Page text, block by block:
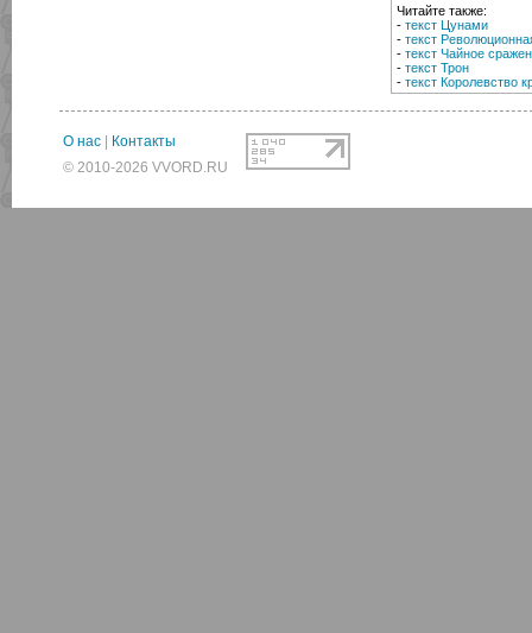
Читайте также:
- текст Цунами
- текст
- текст Чайное
- текст Трон
- текст Королевство
О нас
Контакты
© 2010-2026 VVORD.RU